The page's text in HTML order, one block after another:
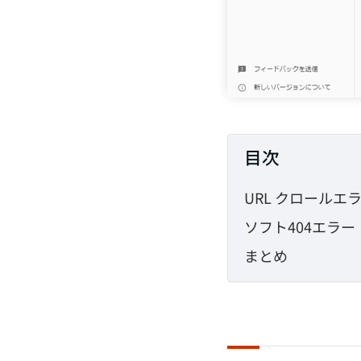
目次
URL クロールエ
ソフト404エラー
まとめ